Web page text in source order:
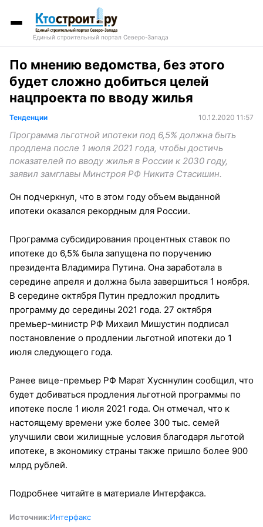
Единый строительный портал Северо-Запада
По мнению ведомства, без этого
будет сложно добиться целей
нацпроекта по вводу жилья
Тенденции 10.12.2020 11:57
Программа льготной ипотеки под 6,5% должна быть
продлена после 1 июля 2021 года, чтобы достичь
показателей по вводу жилья в России к 2030 году,
заявил замглавы Минстроя РФ Никита Стасишин.
Он подчеркнул, что в этом году объем выданной
ипотеки оказался рекордным для России.
Программа субсидирования процентных ставок по
ипотеке до 6,5% была запущена по поручению
президента Владимира Путина. Она заработала в
середине апреля и должна была завершиться 1 ноября.
В середине октября Путин предложил продлить
программу до середины 2021 года. 27 октября
премьер-министр РФ Михаил Мишустин подписал
постановление о продлении льготной ипотеки до 1
июля следующего года.
Ранее вице-премьер РФ Марат Хусннулин сообщил, что
будет добиваться продления льготной программы по
ипотеке после 1 июля 2021 года. Он отмечал, что к
настоящему времени уже более 300 тыс. семей
улучшили свои жилищные условия благодаря льготой
ипотеке, в экономику страны также пришло более 900
млрд рублей.
Подробнее читайте в материале Интерфакса.
Источник:Интерфакс